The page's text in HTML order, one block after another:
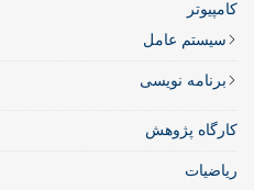
کامپیوتر
سیستم عامل
برنامه نویسی
کارگاه پژوهش
ریاضیات